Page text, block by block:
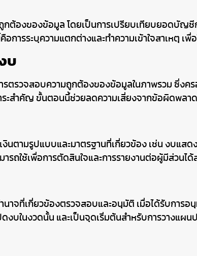
องของข้อมูล โดยเป็นการเปรียบเทียบยอดบัญ
ารระบุความแตกต่างและทำความเข้าใจสาเหตุ
บ
ตรวจสอบความถูกต้องของข้อมูลในภาพรวม ซึ่งค
ระสำคัญ ขั้นตอนนี้ช่วยลดความเสี่ยงจากข้อผิดพล
ตามรูปแบบและมาตรฐานที่เกี่ยวข้อง เช่น งบแสด
รถใช้เพื่อการตัดสินใจและการรายงานต่อผู้มีส่วนได้
าจที่เกี่ยวข้องตรวจสอบและอนุมัติ เมื่อได้รับการ
บในงวดนั้น และเป็นจุดเริ่มต้นสำหรับการวางแผน